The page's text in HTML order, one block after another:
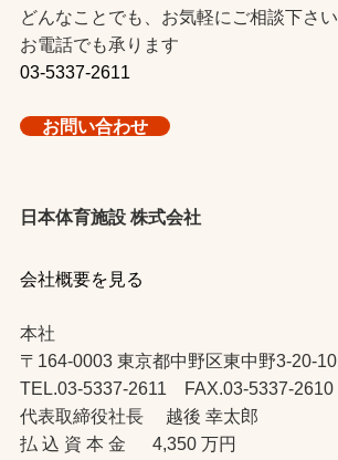
どんなことでも、お気軽にご相談下さい
お電話でも承ります
03-5337-2611
お問い合わせ
日本体育施設 株式会社
会社概要を見る
本社
〒164-0003 東京都中野区東中野3-20-10
TEL.03-5337-2611 FAX.03-5337-2610
代表取締役社長 越後 幸太郎
払 込 資 本 金 4,350 万円